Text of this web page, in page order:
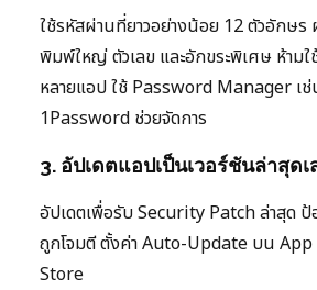
ใช้รหัสผ่านที่ยาวอย่างน้อย 12 ตัวอักษ
พิมพ์ใหญ่ ตัวเลข และอักขระพิเศษ ห้าม
หลายแอป ใช้ Password Manager เ
1Password ช่วยจัดการ
3. อัปเดตแอปเป็นเวอร์ชันล่าสุดเ
อัปเดตเพื่อรับ Security Patch ล่าสุด ป้
ถูกโจมตี ตั้งค่า Auto-Update บน
Store